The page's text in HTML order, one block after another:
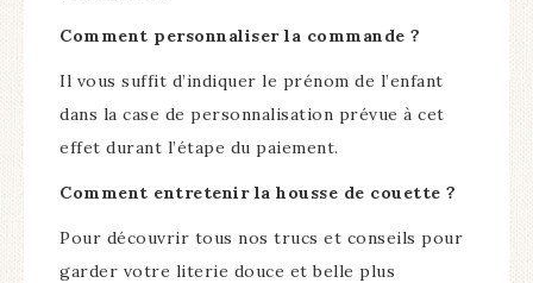
Comment personnaliser la commande ?
Il vous suffit d’indiquer le prénom de l’enfant
dans la case de personnalisation prévue à cet
effet durant l’étape du paiement.
Comment entretenir la housse de couette ?
Pour découvrir tous nos trucs et conseils pour
garder votre literie douce et belle plus